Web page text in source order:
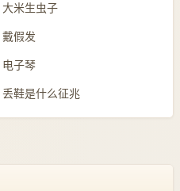
大米生虫子
戴假发
电子琴
丢鞋是什么征兆